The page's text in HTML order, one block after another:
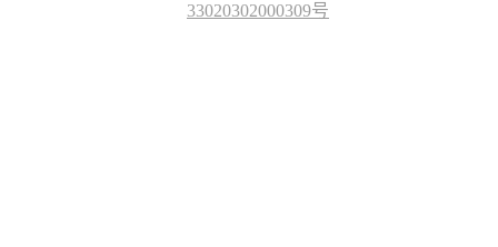
33020302000309号